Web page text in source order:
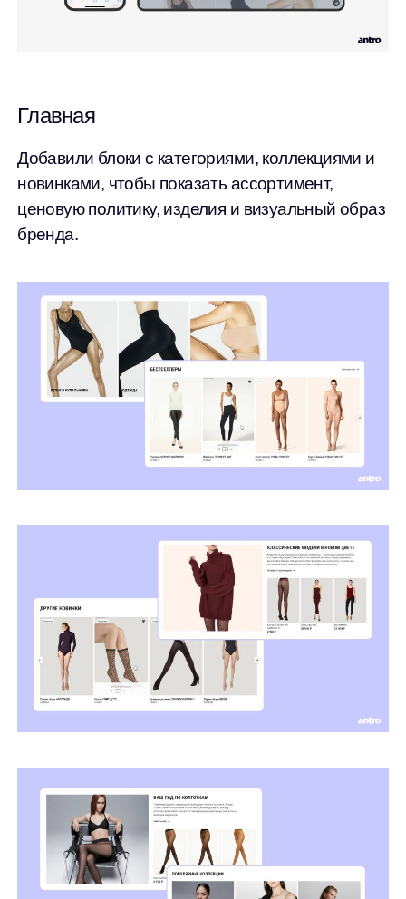
Главная
Добавили блоки с категориями, коллекциями и
новинками, чтобы показать ассортимент,
ценовую политику, изделия и визуальный образ
бренда.